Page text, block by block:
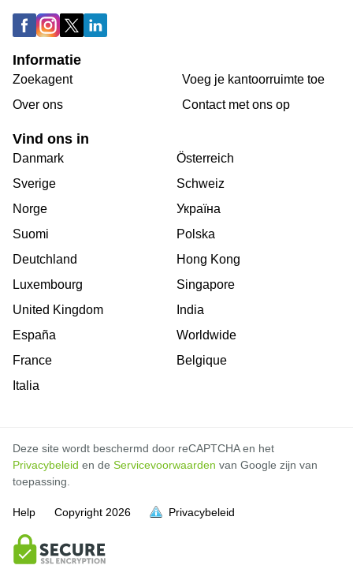
vol is
vol is
vol is
vol is
vol is
vol is
vol is
vol is
vol is
vol is
Informatie
Zoekagent
Over ons
Voeg je kantoorruimte toe
Сontact met ons op
Vind ons in
Danmark
Sverige
Norge
Suomi
Deutchland
Luxembourg
United Kingdom
España
France
Italia
Österreich
Schweiz
Україна
Polska
Hong Kong
Singapore
India
Worldwide
Belgique
Deze site wordt beschermd door reCAPTCHA en het
Privacybeleid en de Servicevoorwaarden van Google zijn van
toepassing.
Help Copyright 2026 Privacybeleid